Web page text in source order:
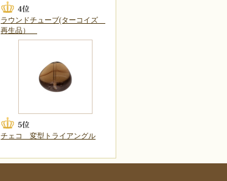
ラウンドチューブ(ターコイズ
再生品）
チェコ 変型トライアングル